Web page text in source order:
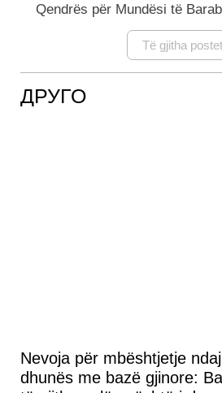
Qendrës për Mundësi të
Të gjitha postet
ДРУГО
Nevoja për mbështjetje
dhunës me bazë gjinore: